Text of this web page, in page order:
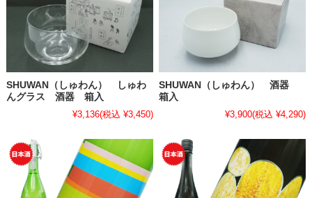
SHUWAN（しゅわん） しゅわ
んグラス 酒器 箱入
¥3,136(税込 ¥3,450)
SHUWAN（しゅわん） 酒器
箱入
¥3,900(税込 ¥4,290)